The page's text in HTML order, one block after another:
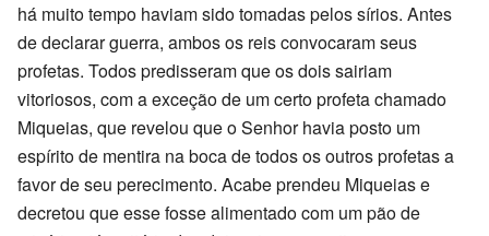
há muito tempo haviam sido tomadas pelos sírios. Antes
de declarar guerra, ambos os reis convocaram seus
profetas. Todos predisseram que os dois sairiam
vitoriosos, com a exceção de um certo profeta chamado
Miqueias, que revelou que o Senhor havia posto um
espírito de mentira na boca de todos os outros profetas a
favor de seu perecimento. Acabe prendeu Miqueias e
decretou que esse fosse alimentado com um pão de